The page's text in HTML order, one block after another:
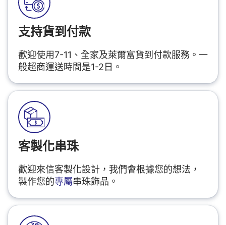
支持貨到付款
歡迎使用7-11、全家及萊爾富貨到付款服務。一
般超商運送時間是1-2日。
客製化串珠
歡迎來信客製化設計，我們會根據您的想法，
製作您的專屬串珠飾品。